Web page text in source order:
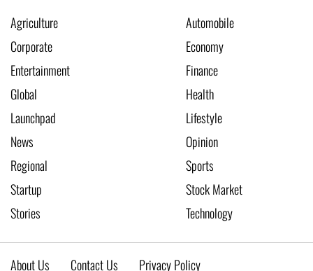
Agriculture
Automobile
Corporate
Economy
Entertainment
Finance
Global
Health
Launchpad
Lifestyle
News
Opinion
Regional
Sports
Startup
Stock Market
Stories
Technology
About Us Contact Us Privacy Policy